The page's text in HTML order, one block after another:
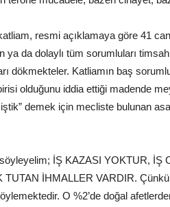
resmi açıklamaya göre 41
ya da dolaylı tüm sorumluları
dökmekteler. Katliamın baş
olduğunu iddia ettiği madende
demek için mecliste bulunan
İŞ KAZASI YOKTUR, İŞ
İHMALLER VARDIR.
O %2’de doğal